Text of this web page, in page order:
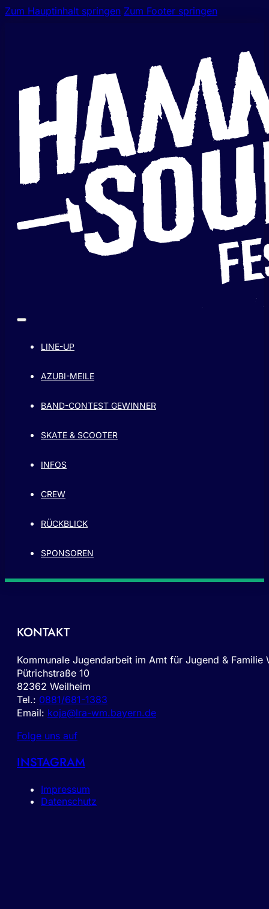
Zum Hauptinhalt springen Zum Footer springen
LINE-UP
AZUBI-MEILE
BAND-CONTEST GEWINNER
SKATE & SCOOTER
INFOS
CREW
RÜCKBLICK
SPONSOREN
KONTAKT
Kommunale Jugendarbeit im Amt für Jugend & Familie
Pütrichstraße 10
82362 Weilheim
Tel.: 0881/681-1383
Email: koja@lra-wm.bayern.de
Folge uns auf
INSTAGRAM
Impressum
Datenschutz